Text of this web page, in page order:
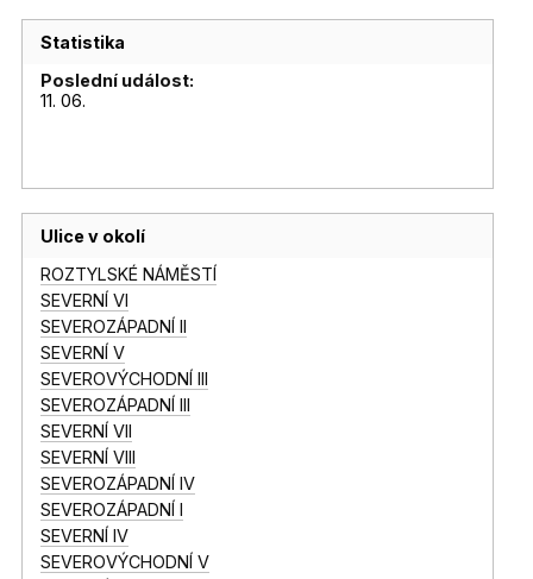
Statistika
Poslední událost:
11. 06.
Ulice v okolí
ROZTYLSKÉ NÁMĚSTÍ
SEVERNÍ VI
SEVEROZÁPADNÍ II
SEVERNÍ V
SEVEROVÝCHODNÍ III
SEVEROZÁPADNÍ III
SEVERNÍ VII
SEVERNÍ VIII
SEVEROZÁPADNÍ IV
SEVEROZÁPADNÍ I
SEVERNÍ IV
SEVEROVÝCHODNÍ V